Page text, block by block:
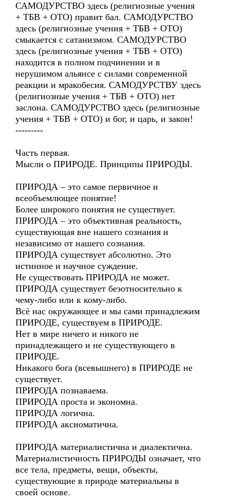
САМОДУРСТВО здесь (религиозные учения
+ ТБВ + ОТО) правит бал. САМОДУРСТВО
здесь (религиозные учения + ТБВ + ОТО)
смыкается с сатанизмом. САМОДУРСТВО
здесь (религиозные учения + ТБВ + ОТО)
находится в полном подчинении и в
нерушимом альянсе с силами современной
реакции и мракобесия. САМОДУРСТВУ здесь
(религиозные учения + ТБВ + ОТО) нет
заслона. САМОДУРСТВО здесь (религиозные
учения + ТБВ + ОТО) и бог, и царь, и закон!
---------
Часть первая.
Мысли о ПРИРОДЕ. Принципы ПРИРОДЫ.
ПРИРОДА – это самое первичное и
всеобъемлющее понятие!
Более широкого понятия не существует.
ПРИРОДА – это объективная реальность,
существующая вне нашего сознания и
независимо от нашего сознания.
ПРИРОДА существует абсолютно. Это
истинное и научное суждение.
Не существовать ПРИРОДА не может.
ПРИРОДА существует безотносительно к
чему-либо или к кому-либо.
Всё нас окружающее и мы сами принадлежим
ПРИРОДЕ, существуем в ПРИРОДЕ.
Нет в мире ничего и никого не
принадлежащего и не существующего в
ПРИРОДЕ.
Никакого бога (всевышнего) в ПРИРОДЕ не
существует.
ПРИРОДА познаваема.
ПРИРОДА проста и экономна.
ПРИРОДА логична.
ПРИРОДА аксиоматична.
ПРИРОДА материалистична и диалектична.
Материалистичность ПРИРОДЫ означает, что
все тела, предметы, вещи, объекты,
существующие в природе материальны в
своей основе.